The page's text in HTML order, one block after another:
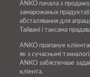
ANKO пачала з
замарожаных
абсталявання для
Тайвані і таксама
ANKO прапануе
як з сучаснымі
ANKO забяспечвае
кліента.